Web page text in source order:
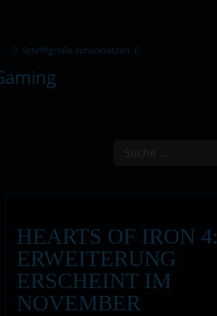
Schriftgröße zurücksetzen
HEARTS OF IRON 4:
ERWEITERUNG
ERSCHEINT IM
NOVEMBER